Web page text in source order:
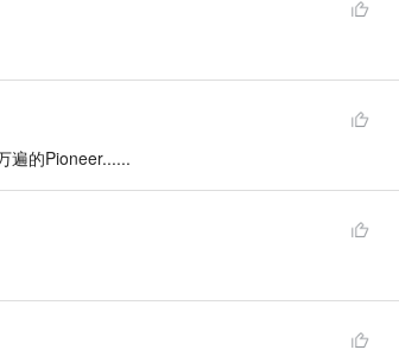
遍的Pioneer......